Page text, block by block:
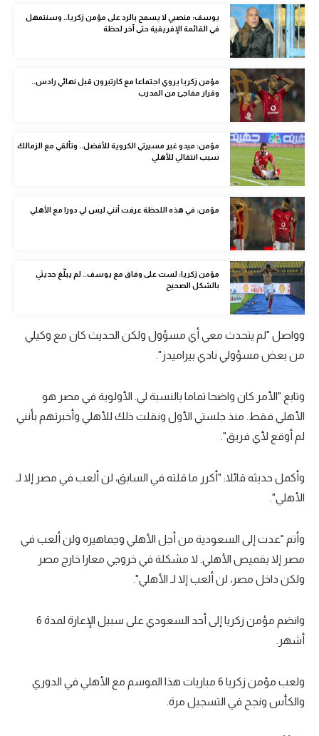
الوطن العربي
في المونديال
آسيا
أمريكا
ركن الألعاب
أقسام خاصة
Gamers
ميركاتو
تحقيق في الجول
تقرير في الجول
تحليل في الجول
حكايات في الجول
كويز في الجول
فيديو في الجول
يوسف: منصبي لا يسمح بالرد على مؤمن زكريا.. وسنتمهل
في القائمة الإفريقية حتى آخر لحظة
مؤمن زكريا يروي اجتماعا مع كارتيرون قبل نهائي رادس..
وقرار مفاجئ من المدرب
مؤمن: ميدو غير مسيرتي الكروية للأفضل.. وتألقي مع الزمالك
سبب انتقالي للأهلي
مؤمن: في هذه اللحظة عرفت أنني ليس لي دورا مع الأهلي
مؤمن زكريا: لست على وفاق مع يوسف.. لم يبلّغ حديثي
بالشكل الصحيح
وواصل "لم يتحدث معي أي مسؤول ولكن الحديث كان مع وكيلي
من بعض مسؤولي نادي بيراميدز".
وتابع "الأمر كان واضحا تماما بالنسبة لي. الأولوية في مصر هو
الأهلي فقط. منذ جلستي الأول ونقلت ذلك للأهلي وأخبرتهم بأنني
لم أوقع لأي فريق".
وأكمل حديثه قائلا: "أكرر ما قلته في السابق، لن ألعب في مصر إلا لـ
الأهلي".
وأتم "عدت إلى السعودية من أجل الأهلي وجماهيره ولن ألعب في
مصر إلا بقميص الأهلي. لا مشكلة في خروجي معارا خارج مصر
ولكن داخل مصر، لن ألعب إلا لـ الأهلي".
وانضم مؤمن زكريا إلى أحد السعودي على سبيل الإعارة لمدة 6
أشهر.
ولعب مؤمن زكريا 6 مباريات هذا الموسم مع الأهلي في الدوري
والكأس ونجح في التسجيل مرة.